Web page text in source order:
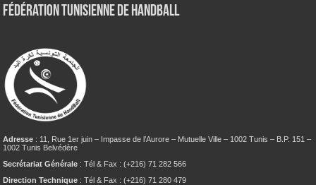
Fédération tunisienne de Handball
Adresse : 11, Rue 1er juin – Impasse de l’Aurore – Mutuelle Ville – 1002 Tunis – B.P. 151 –
1002 Tunis Belvédère
Secrétariat Générale : Tél & Fax : (+216) 71 282 566
Direction Technique : Tél & Fax : (+216) 71 280 479